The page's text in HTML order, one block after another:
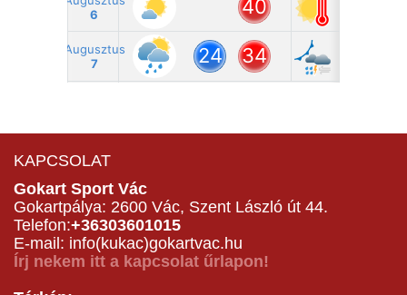
KAPCSOLAT
Gokart Sport Vác
Gokartpálya: 2600 Vác, Szent László út 44.
Telefon:+36303601015
E-mail: info(kukac)gokartvac.hu
Írj nekem itt a kapcsolat űrlapon!